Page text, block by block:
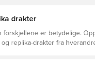
drakter
forskjellene er betydelige.
replika-drakter fra